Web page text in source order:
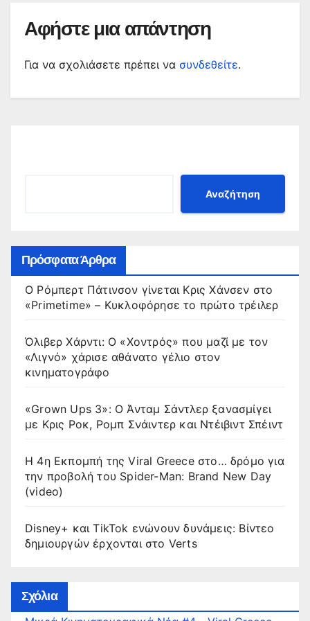
Αφήστε μια απάντηση
Για να σχολιάσετε πρέπει να συνδεθείτε.
Αναζήτηση
Πρόσφατα Άρθρα
Ο Ρόμπερτ Πάτινσον γίνεται Κρις Χάνσεν στο
«Primetime» – Κυκλοφόρησε το πρώτο τρέιλερ
Όλιβερ Χάρντι: Ο «Χοντρός» που μαζί με τον
«Λιγνό» χάρισε αθάνατο γέλιο στον
κινηματογράφο
«Grown Ups 3»: Ο Άνταμ Σάντλερ ξανασμίγει
με Κρις Ροκ, Ρομπ Σνάιντερ και Ντέιβιντ Σπέιντ
Η 4η Εκπομπή της Viral Greece στο… δρόμο για
την προβολή του Spider-Man: Brand New Day
(video)
Disney+ και TikTok ενώνουν δυνάμεις: Βίντεο
δημιουργών έρχονται στο Verts
Σχόλια